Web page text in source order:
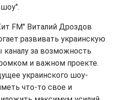
FM" Виталий Дроздов
развивать украинскую
каналу за возможность
и важном проекте.
украинского шоу-
что-то свое и